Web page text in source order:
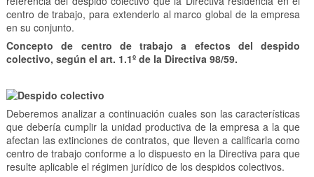
centro de trabajo, para extenderlo al marco global de la empresa
en su conjunto.
Concepto de centro de trabajo a efectos del despido
colectivo, según el art. 1.1º de la Directiva 98/59.
Deberemos analizar a continuación cuales son las características
que debería cumplir la unidad productiva de la empresa a la que
afectan las extinciones de contratos, que lleven a calificarla como
centro de trabajo conforme a lo dispuesto en la Directiva para que
resulte aplicable el régimen jurídico de los despidos colectivos.